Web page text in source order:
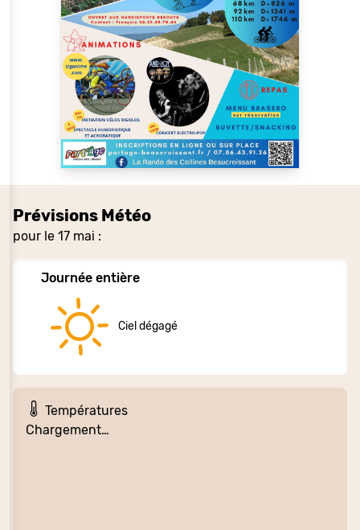
Prévisions Météo
pour le 17 mai :
Journée entière
Ciel dégagé
Températures
Chargement…